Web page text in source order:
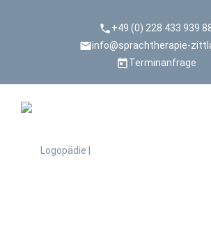
+49 (0) 228 433 939
info@sprachtherapie-
Terminanfrage